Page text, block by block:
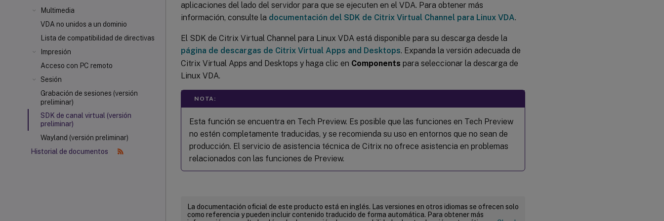
Multimedia
VDA no unidos a un dominio
Lista de compatibilidad de directivas
Impresión
Acceso con PC remoto
Sesión
Grabación de sesiones (versión
preliminar)
SDK de canal virtual (versión
preliminar)
Wayland (versión preliminar)
Historial de documentos
aplicaciones del lado del servidor para que se ejecuten en el VDA. Para obtener más
información, consulte la documentación del SDK de Citrix Virtual Channel para Linux VDA.
El SDK de Citrix Virtual Channel para Linux VDA está disponible para su descarga desde la
página de descargas de Citrix Virtual Apps and Desktops. Expanda la versión adecuada de
Citrix Virtual Apps and Desktops y haga clic en Components para seleccionar la descarga de
Linux VDA.
NOTA:
Esta función se encuentra en Tech Preview. Es posible que las funciones en Tech Preview
no estén completamente traducidas, y se recomienda su uso en entornos que no sean de
producción. El servicio de asistencia técnica de Citrix no ofrece asistencia en problemas
relacionados con las funciones de Preview.
La documentación oficial de este producto está en inglés. Las versiones en otros idiomas se ofrecen solo
como referencia y pueden incluir contenido traducido de forma automática. Para obtener más